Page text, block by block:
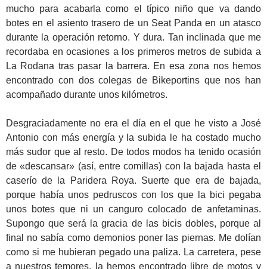
mucho para acabarla como el típico niño que va dando
botes en el asiento trasero de un Seat Panda en un atasco
durante la operación retorno. Y dura. Tan inclinada que me
recordaba en ocasiones a los primeros metros de subida a
La Rodana tras pasar la barrera. En esa zona nos hemos
encontrado con dos colegas de Bikeportins que nos han
acompañado durante unos kilómetros.
Desgraciadamente no era el día en el que he visto a José
Antonio con más energía y la subida le ha costado mucho
más sudor que al resto. De todos modos ha tenido ocasión
de «descansar» (así, entre comillas) con la bajada hasta el
caserío de la Paridera Roya. Suerte que era de bajada,
porque había unos pedruscos con los que la bici pegaba
unos botes que ni un canguro colocado de anfetaminas.
Supongo que será la gracia de las bicis dobles, porque al
final no sabía como demonios poner las piernas. Me dolían
como si me hubieran pegado una paliza. La carretera, pese
a nuestros temores, la hemos encontrado libre de motos y